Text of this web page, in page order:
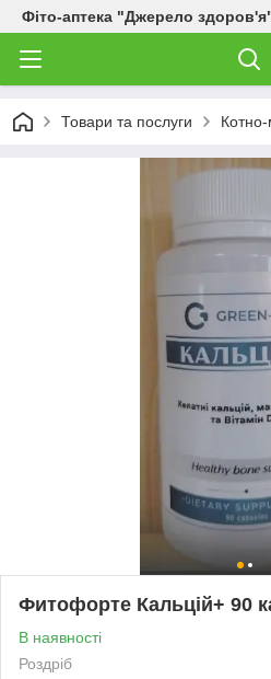
Фіто-аптека "Джерело
Товари та послуги
Фитофорте Кальцій+ 90
В наявності
Роздріб